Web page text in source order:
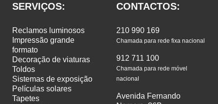
SERVIÇOS:
reclamos luminosos
formato
decoração de viaturas
toldos
sistemas de exposição
películas solares
tapetes
CONTACTOS:
210 990 169
Chamada para rede fixa nacional
912 711 100
Chamada para rede móvel
nacional
Avenida Fernando